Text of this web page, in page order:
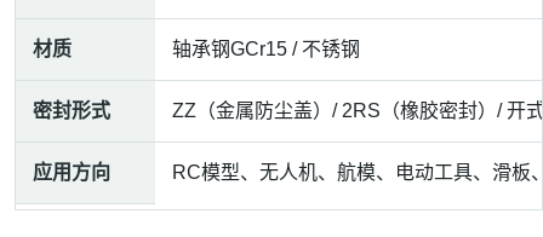
材质 轴承钢GCr15 / 不锈钢
密封形式 ZZ（金属防尘盖）/ 2RS（橡胶密封）/ 开
应用方向 RC模型、无人机、航模、电动工具、滑板